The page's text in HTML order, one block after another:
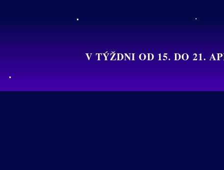
V TÝŽDNI OD 15. DO 21.